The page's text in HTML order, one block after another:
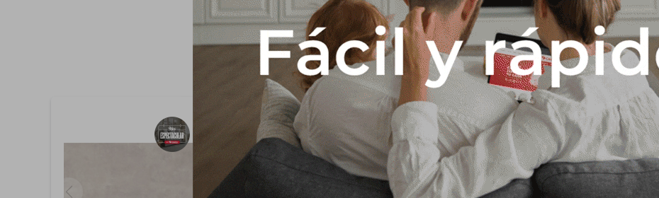
Productos que te pueden interesar